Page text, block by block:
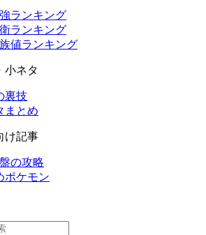
ランキング
ランキング
値ランキング
小ネタ
裏技
まとめ
け記事
の攻略
ポケモン